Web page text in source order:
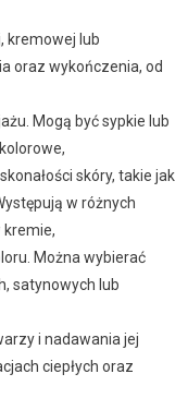
kremowej lub
oraz wykończenia, od
Mogą być sypkie lub
skóry, takie jak
w różnych
kremie,
Można wybierać
satynowych lub
i nadawania jej
ciepłych oraz